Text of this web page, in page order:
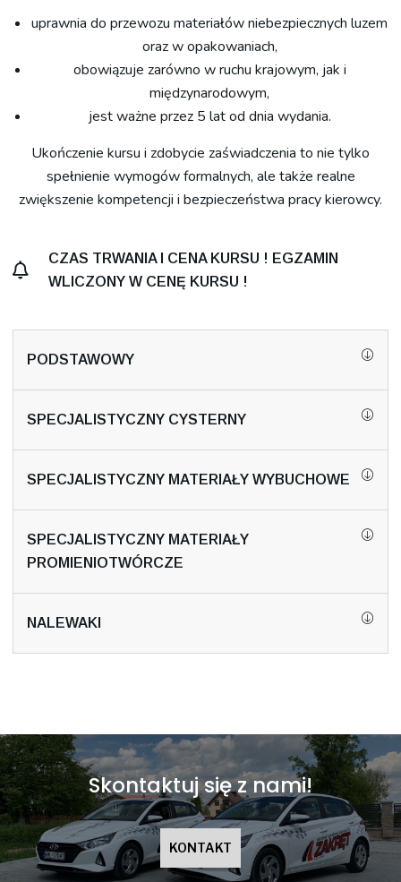
uprawnia do przewozu materiałów niebezpiecznych luzem
oraz w opakowaniach,
obowiązuje zarówno w ruchu krajowym, jak i
międzynarodowym,
jest ważne przez 5 lat od dnia wydania.
Ukończenie kursu i zdobycie zaświadczenia to nie tylko
spełnienie wymogów formalnych, ale także realne
zwiększenie kompetencji i bezpieczeństwa pracy kierowcy.
CZAS TRWANIA I CENA KURSU ! EGZAMIN
WLICZONY W CENĘ KURSU !
PODSTAWOWY
SPECJALISTYCZNY CYSTERNY
SPECJALISTYCZNY MATERIAŁY WYBUCHOWE
SPECJALISTYCZNY MATERIAŁY
PROMIENIOTWÓRCZE
NALEWAKI
Skontaktuj się z nami!
KONTAKT